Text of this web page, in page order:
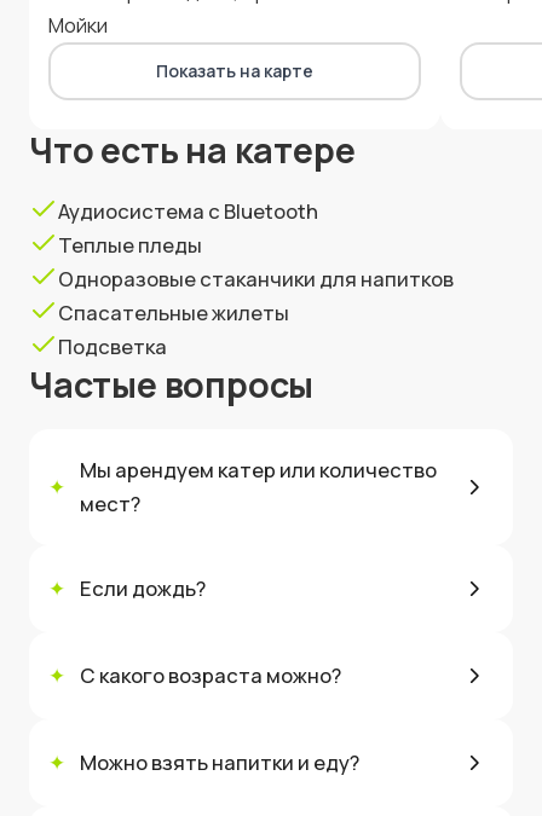
Мойки
Показать на карте
Что есть на катере
Аудиосистема с Bluetooth
Теплые пледы
Одноразовые стаканчики для напитков
Спасательные жилеты
Подсветка
Частые вопросы
✦
Мы арендуем катер или количество
мест?
✦ Если дождь?
✦ С какого возраста можно?
✦ Можно взять напитки и еду?